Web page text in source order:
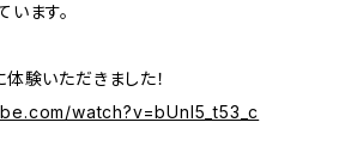
ます。
験いただきました！
watch?v=bUnl5_t53_c